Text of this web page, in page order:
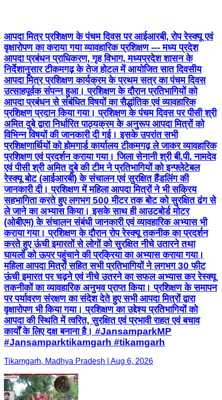
आपदा मित्र प्रशिक्षण के पंचम दिवस पर आईआरबी, रोप रेस्क्यू एवं
वृक्षारोपण का कराया गया व्यावहारिक प्रशिक्षण --- मध्य प्रदेश
आपदा प्रबंधन प्राधिकरण, गृह विभाग, मध्यप्रदेश शासन के
निर्देशानुसार टीकमगढ़ के तेज होटल में आयोजित सात दिवसीय
आपदा मित्र प्रशिक्षण कार्यक्रम के प्रथम सत्र का पंचम दिवस
उत्साहपूर्वक संपन्न हुआ। प्रशिक्षण के दौरान प्रतिभागियों को
आपदा प्रबंधन से संबंधित विषयों का सैद्धांतिक एवं व्यावहारिक
प्रशिक्षण प्रदान किया गया। प्रशिक्षण के पंचम दिवस पर पीसी श्री
अमित दुबे द्वारा निर्धारित पाठ्यक्रम के अनुरूप आपदा मित्रों को
विभिन्न विषयों की जानकारी दी गई। इसके उपरांत सभी
प्रशिक्षणार्थियों को होमगार्ड कार्यालय टीकमगढ़ ले जाकर व्यावहारिक
प्रशिक्षण एवं प्रदर्शन कराया गया। जिला सेनानी श्री बी.पी. नामदेव
एवं पीसी श्री अमित दुबे की टीम ने प्रतिभागियों को इन्फ्लेटेबल
रेस्क्यू बोट (आईआरबी) के संचालन एवं सुरक्षित हैंडलिंग की
जानकारी दी। प्रशिक्षण में महिला आपदा मित्रों ने भी सक्रिय
सहभागिता करते हुए लगभग 500 मीटर तक बोट को सुरक्षित ढंग से
ले जाने का अभ्यास किया। इसके साथ ही आउटबोर्ड मोटर
(ओबीएम) के संचालन संबंधी जानकारी एवं व्यावहारिक अभ्यास भी
कराया गया। प्रशिक्षण के दौरान रोप रेस्क्यू तकनीक का प्रदर्शन
करते हुए ऊंची इमारतों से लोगों को सुरक्षित नीचे उतारने तथा
घायलों को ऊपर पहुंचाने की प्रक्रिया का अभ्यास कराया गया।
महिला आपदा मित्रों सहित सभी प्रतिभागियों ने लगभग 30 फीट
ऊंची इमारत पर चढ़ने एवं नीचे उतरने का सफल अभ्यास कर रेस्क्यू
तकनीकों का व्यावहारिक अनुभव प्राप्त किया। प्रशिक्षण के समापन
पर पर्यावरण संरक्षण का संदेश देते हुए सभी आपदा मित्रों द्वारा
वृक्षारोपण भी किया गया। प्रशिक्षण का उद्देश्य प्रतिभागियों को
आपदा की स्थिति में त्वरित, सुरक्षित एवं प्रभावी राहत एवं बचाव
कार्यों के लिए दक्ष बनाना है। #JansamparkMP
#Jansamparktikamgarh #tikamgarh
Tikamgarh, Madhya Pradesh | Aug 6, 2026